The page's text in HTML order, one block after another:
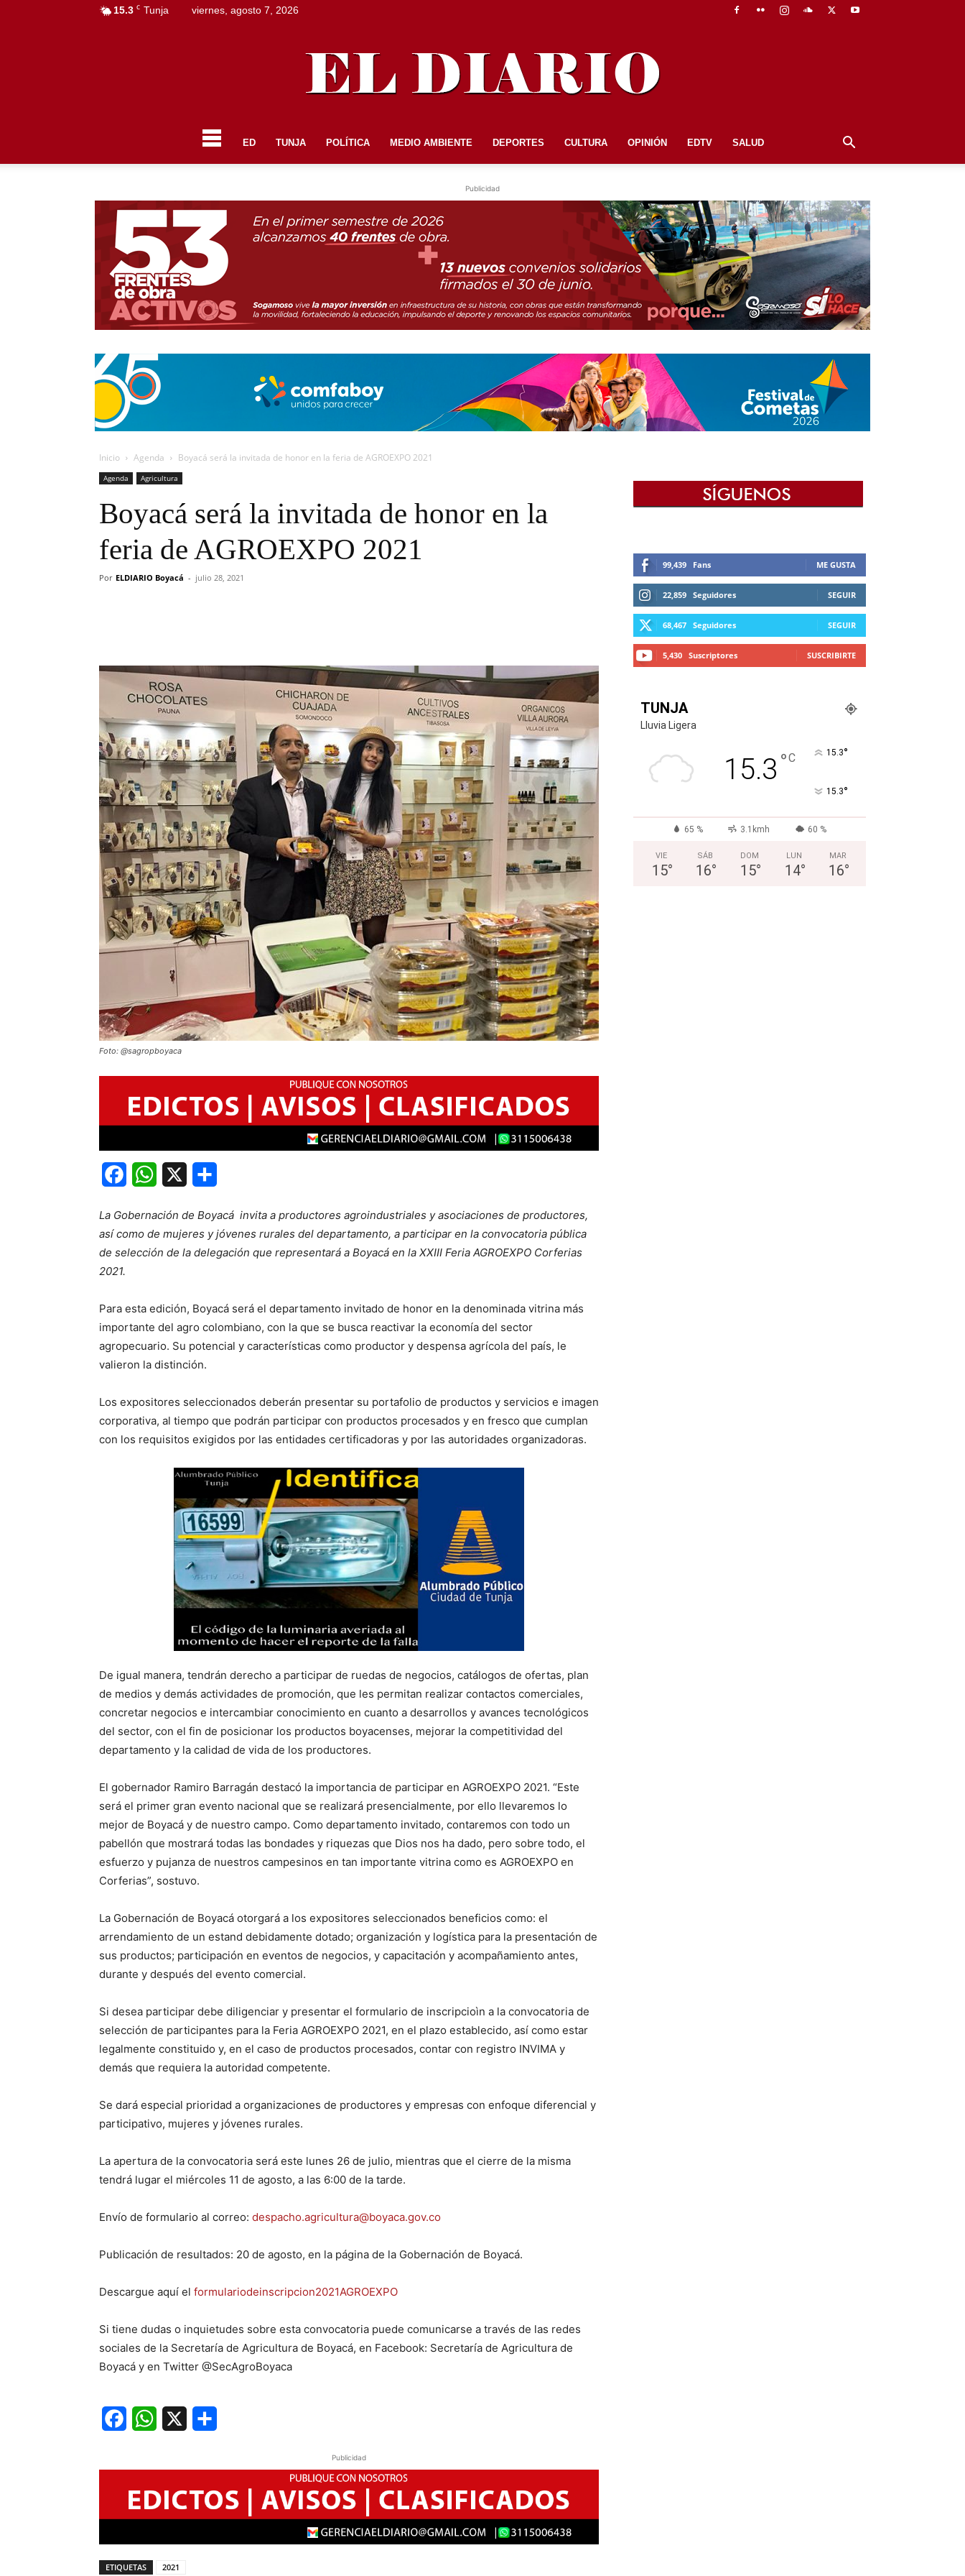
15.3 C Tunja viernes, agosto 7, 2026
DIARIO
ED TUNJA POLÍTICA MEDIO AMBIENTE DEPORTES CULTURA OPINIÓN EDTV SALUD
Publicidad
Inicio Agenda Boyacá será la invitada de honor en la feria de AGROEXPO 2021
Agenda Agricultura
Boyacá será la invitada de honor en la
feria de AGROEXPO 2021
Por ELDIARIO Boyacá - julio 28, 2021
Foto: @sagropboyaca
FacebookWhatsApp
La Gobernación de Boyacá invita a productores agroindustriales y asociaciones de productores,
así como de mujeres y jóvenes rurales del departamento, a participar en la convocatoria pública
de selección de la delegación que representará a Boyacá en la XXIII Feria AGROEXPO Corferias
2021.
Para esta edición, Boyacá será el departamento invitado de honor en la denominada vitrina más
importante del agro colombiano, con la que se busca reactivar la economía del sector
agropecuario. Su potencial y características como productor y despensa agrícola del país, le
valieron la distinción.
Los expositores seleccionados deberán presentar su portafolio de productos y servicios e imagen
corporativa, al tiempo que podrán participar con productos procesados y en fresco que cumplan
con los requisitos exigidos por las entidades certificadoras y por las autoridades organizadoras.
De igual manera, tendrán derecho a participar de ruedas de negocios, catálogos de ofertas, plan
de medios y demás actividades de promoción, que les permitan realizar contactos comerciales,
concretar negocios e intercambiar conocimiento en cuanto a desarrollos y avances tecnológicos
del sector, con el fin de posicionar los productos boyacenses, mejorar la competitividad del
departamento y la calidad de vida de los productores.
El gobernador Ramiro Barragán destacó la importancia de participar en AGROEXPO 2021. “Este
será el primer gran evento nacional que se realizará presencialmente, por ello llevaremos lo
mejor de Boyacá y de nuestro campo. Como departamento invitado, contaremos con todo un
pabellón que mostrará todas las bondades y riquezas que Dios nos ha dado, pero sobre todo, el
esfuerzo y pujanza de nuestros campesinos en tan importante vitrina como es AGROEXPO en
Corferias”, sostuvo.
La Gobernación de Boyacá otorgará a los expositores seleccionados beneficios como: el
arrendamiento de un estand debidamente dotado; organización y logística para la presentación de
sus productos; participación en eventos de negocios, y capacitación y acompañamiento antes,
durante y después del evento comercial.
Si desea participar debe diligenciar y presentar el formulario de inscripcioìn a la convocatoria de
selección de participantes para la Feria AGROEXPO 2021, en el plazo establecido, así como estar
legalmente constituido y, en el caso de productos procesados, contar con registro INVIMA y
demás que requiera la autoridad competente.
Se dará especial prioridad a organizaciones de productores y empresas con enfoque diferencial y
participativo, mujeres y jóvenes rurales.
La apertura de la convocatoria será este lunes 26 de julio, mientras que el cierre de la misma
tendrá lugar el miércoles 11 de agosto, a las 6:00 de la tarde.
Envío de formulario al correo: despacho.agricultura@boyaca.gov.co
Publicación de resultados: 20 de agosto, en la página de la Gobernación de Boyacá.
Descargue aquí el formulariodeinscripcion2021AGROEXPO
Si tiene dudas o inquietudes sobre esta convocatoria puede comunicarse a través de las redes
sociales de la Secretaría de Agricultura de Boyacá, en Facebook: Secretaría de Agricultura de
Boyacá y en Twitter @SecAgroBoyaca
FacebookWhatsApp
Publicidad
ETIQUETAS 2021
99,439 Fans ME GUSTA
22,859 Seguidores SEGUIR
68,467 Seguidores SEGUIR
5,430 Suscriptores SUSCRIBIRTE
TUNJA
Lluvia Ligera
15.3 °C 15.3°
15.3°
65 % 3.1kmh 60 %
VIE
15°
SÁB
16°
DOM
15°
LUN
14°
MAR
16°